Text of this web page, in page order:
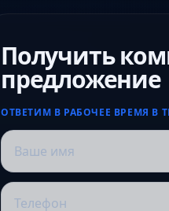
Получить
предложение
ОТВЕТИМ В РАБОЧЕЕ ВРЕМЯ В